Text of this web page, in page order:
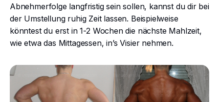
Abnehmerfolge langfristig sein sollen, kannst du dir bei
der Umstellung ruhig Zeit lassen. Beispielweise
könntest du erst in 1-2 Wochen die nächste Mahlzeit,
wie etwa das Mittagessen, in’s Visier nehmen.